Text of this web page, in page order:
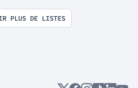
PLUS DE LISTES